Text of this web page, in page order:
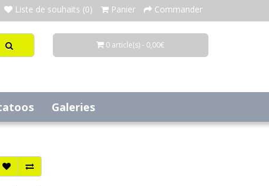
Liste de souhaits (0) Panier Commander
0 article(s) - 0,00€
Galeries